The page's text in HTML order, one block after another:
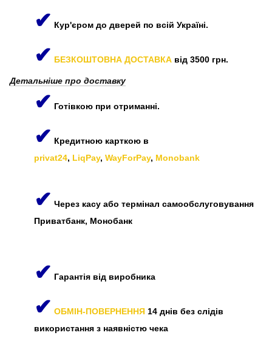
✔ Кур'єром до дверей по всій Україні.
✔ БЕЗКОШТОВНА ДОСТАВКА від 3500 грн.
Детальніше про доставку
✔ Готівкою при отриманні.
✔ Кредитною карткою в
privat24, LiqPay, WayForPay, Monobank
✔ Через касу або термінал самообслуговування
Приватбанк, Монобанк
✔ Гарантія від виробника
✔ ОБМІН-ПОВЕРНЕННЯ 14 днів без слідів
використання з наявністю чека